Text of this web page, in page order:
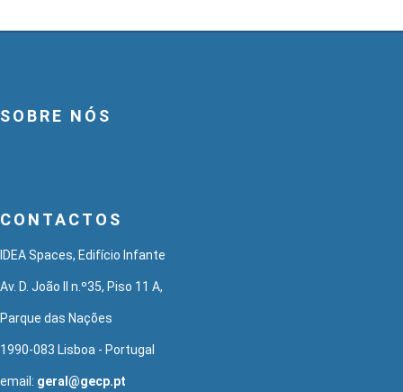
SOBRE NÓS
CONTACTOS
IDEA Spaces, Edifício Infante
Av. D. João II n.º35, Piso 11 A,
Parque das Nações
1990-083 Lisboa - Portugal
email: geral@gecp.pt